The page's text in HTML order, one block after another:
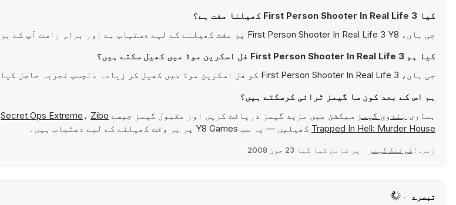
کیا First Person Shooter In Real Life 3 کھیلنا مفت ہے؟
جی ہاں، First Person Shooter In Real Life 3 Y8 پر مفت کھیلنے کے لیے دستیاب ہے اور براہِ راست آپ کے براؤزر میں چلتی ہے۔
کیا ہم First Person Shooter In Real Life 3 فل اسکرین موڈ میں کھیل سکتے ہیں؟
جی ہاں، First Person Shooter In Real Life 3 کو فل اسکرین موڈ میں کھیل کر زیادہ دلچسپ تجربہ حاصل کیا جا سکتا ہے۔
ہم اس کے بعد کون سا گیمز ٹرائی کرسکتے ہیں؟
ہماری بندوق گیمز سیکشن میں مزید گیمز دریافت کریں اور مقبول گیمز جیسے Secret Ops Extreme ، Zibo
Trapped In Hell: Murder House کھیلیں — یہ سب Y8 Games پر ہر وقت کھیلنے کے لیے دستیاب ہیں۔
زمرہ: شوٹنگ گیمز پر شامل کیا گیا 23 جون 2008
تبصرے